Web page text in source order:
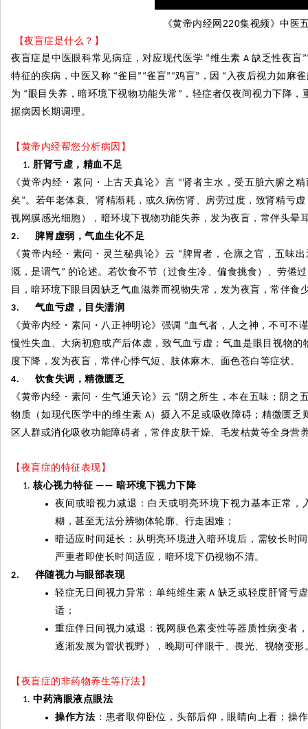
《黄帝内经网220集视频》中医
【夜盲症是什么？】
夜盲症是中医眼科常见病症，对应现代医学 “维生素 A 缺乏性夜盲
特征的疾病，中医又称 “雀目 ”“雀盲”“鸡盲” ，因 “ 入夜后视力如麻
为 “ 眼目失养，暗环境下视物功能失常 ” ，轻症者仅夜间视力下降
据病因长期调理。
【黄帝内经帮您分析病因】
肝肾亏虚，精血不足
《黄帝内经 ・ 素问 ・ 上古天真论》言 “肾者主水，受五脏六腑之
矣”。若年老体衰、肾精渐耗，或久病伤肾、房劳过度，致肾精亏
视网膜感光细胞），暗环境下视物功能失养，发为夜盲，常伴头晕
2.
脾胃虚弱，气血生化不足
《黄帝内经 ・ 素问 ・ 灵兰秘典论》云 “ 脾胃者，仓廪之官，五味出
溉，是谓气” 的论述。若饮食不节（过食生冷、偏食挑食）、劳倦
目，暗环境下眼目因缺乏气血滋养而视物失常，发为夜盲，常伴食
3.
气血亏虚，目失濡润
《黄帝内经 ・ 素问 ・ 八正神明论》强调 “血气者，人之神，不可不
慢性失血、大病初愈或产后体虚，致气血亏虚；气血是眼目视物
度下降，发为夜盲，常伴心悸气短、肢体麻木、面色苍白等症状。
4.
饮食失调，精微匮乏
《黄帝内经 ・ 素问 ・ 生气通天论》云 “ 阴之所生，本在五味；阴之
物质（如现代医学中的维生素 A）摄入不足或吸收障碍；精微匮
区人群或消化吸收功能障碍者，常伴皮肤干燥、毛发枯黄等全身营
【夜盲症的特征表现】
核心视力特征—— 暗环境下视力下降
夜间或暗视力减退：白天或明亮环境下视力基本正常
糊，甚至无法分辨物体轮廓、行走困难；
暗适应时间延长：从明亮环境进入暗环境后，需较长时
严重者即使长时间适应，暗环境下仍视物不清。
2.
伴随视力与眼部表现
轻症无日间视力异常：单纯维生素 A 缺乏或轻度肝肾亏
适；
重症伴日间视力减退：视网膜色素变性等器质性病变者
逐渐发展为管状视野），晚期可伴眼干、畏光、视物变形
【夜盲症的非药物养生等疗法】
中药滴眼液点眼法
操作方法 ：患者取仰卧位，头部后仰，眼睛向上看；操